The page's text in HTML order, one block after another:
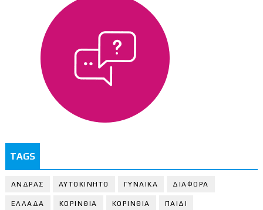
TAGS
ΑΝΔΡΑΣ ΑΥΤΟΚΙΝΗΤΟ ΓΥΝΑΙΚΑ ΔΙΑΦΟΡΑ
ΕΛΛΑΔΑ ΚΟΡΙΝΘΙΑ ΚΟΡΙΝΘΙA ΠΑΙΔΙ